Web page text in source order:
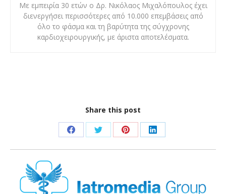
Με εμπειρία 30 ετών ο Δρ. Νικόλαος Μιχαλόπουλος έχει
διενεργήσει περισσότερες από 10.000 επεμβάσεις από
όλο το φάσμα και τη βαρύτητα της σύγχρονης
καρδιοχειρουργικής, με άριστα αποτελέσματα.
Share this post